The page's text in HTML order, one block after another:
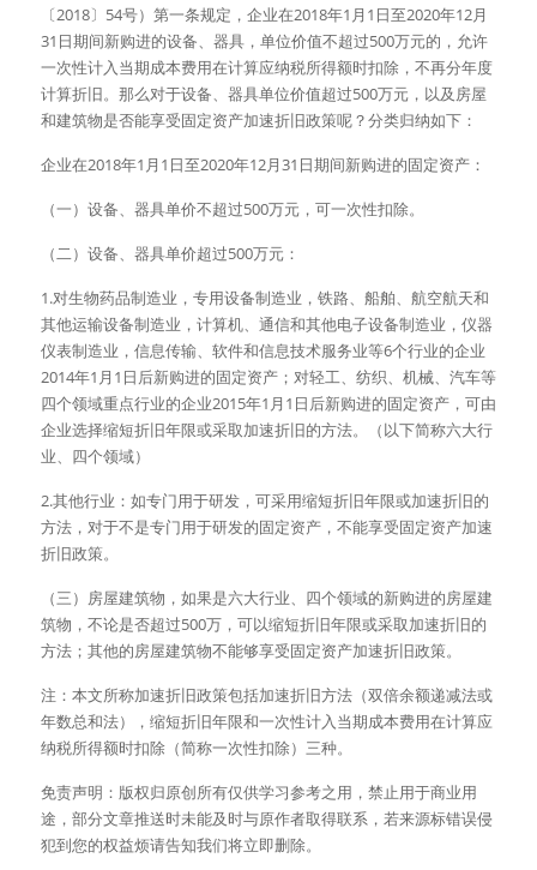
〔2018〕54号）第一条规定，企业在2018年1月1日至2020年12月
31日期间新购进的设备、器具，单位价值不超过500万元的，允许
一次性计入当期成本费用在计算应纳税所得额时扣除，不再分年度
计算折旧。那么对于设备、器具单位价值超过500万元，以及房屋
和建筑物是否能享受固定资产加速折旧政策呢？分类归纳如下：
企业在2018年1月1日至2020年12月31日期间新购进的固定资产：
（一）设备、器具单价不超过500万元，可一次性扣除。
（二）设备、器具单价超过500万元：
1.对生物药品制造业，专用设备制造业，铁路、船舶、航空航天和
其他运输设备制造业，计算机、通信和其他电子设备制造业，仪器
仪表制造业，信息传输、软件和信息技术服务业等6个行业的企业
2014年1月1日后新购进的固定资产；对轻工、纺织、机械、汽车等
四个领域重点行业的企业2015年1月1日后新购进的固定资产，可由
企业选择缩短折旧年限或采取加速折旧的方法。（以下简称六大行
业、四个领域）
2.其他行业：如专门用于研发，可采用缩短折旧年限或加速折旧的
方法，对于不是专门用于研发的固定资产，不能享受固定资产加速
折旧政策。
（三）房屋建筑物，如果是六大行业、四个领域的新购进的房屋建
筑物，不论是否超过500万，可以缩短折旧年限或采取加速折旧的
方法；其他的房屋建筑物不能够享受固定资产加速折旧政策。
注：本文所称加速折旧政策包括加速折旧方法（双倍余额递减法或
年数总和法），缩短折旧年限和一次性计入当期成本费用在计算应
纳税所得额时扣除（简称一次性扣除）三种。
免责声明：版权归原创所有仅供学习参考之用，禁止用于商业用
途，部分文章推送时未能及时与原作者取得联系，若来源标错误侵
犯到您的权益烦请告知我们将立即删除。